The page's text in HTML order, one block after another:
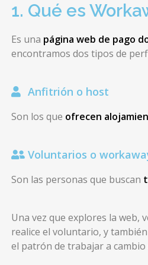
1. Qué es
Es una página web de pago
encontramos dos tipos de
Anfitrión o host
Son los que ofrecen
Voluntarios o
Son las personas que buscan
Una vez que explores la web,
realice el voluntario, y también
el patrón de trabajar a cambio